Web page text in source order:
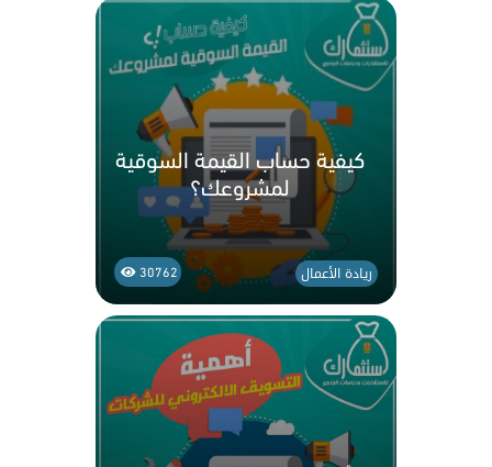
كيفية حساب القيمة السوقية
لمشروعك؟
30762 ريادة الأعمال